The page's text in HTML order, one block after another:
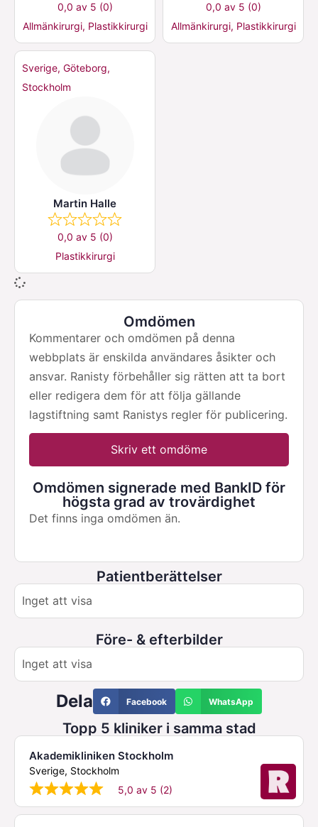
0,0 av 5 (0)
Allmänkirurgi, Plastikkirurgi
0,0 av 5 (0)
Allmänkirurgi, Plastikkirurgi
Sverige, Göteborg,
Stockholm
Martin Halle
0,0 av 5 (0)
Plastikkirurgi
Omdömen
Kommentarer och omdömen på denna
webbplats är enskilda användares åsikter och
ansvar. Ranisty förbehåller sig rätten att ta bort
eller redigera dem för att följa gällande
lagstiftning samt Ranistys regler för publicering.
Skriv ett omdöme
Omdömen signerade med BankID för
högsta grad av trovärdighet
Det finns inga omdömen än.
Patientberättelser
Inget att visa
Före- & efterbilder
Inget att visa
Facebook WhatsApp
Dela
Topp 5 kliniker i samma stad
Akademikliniken Stockholm
Sverige, Stockholm
5,0 av 5 (2)